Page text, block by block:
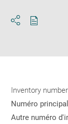
Inventory number
Numéro
Autre numéro